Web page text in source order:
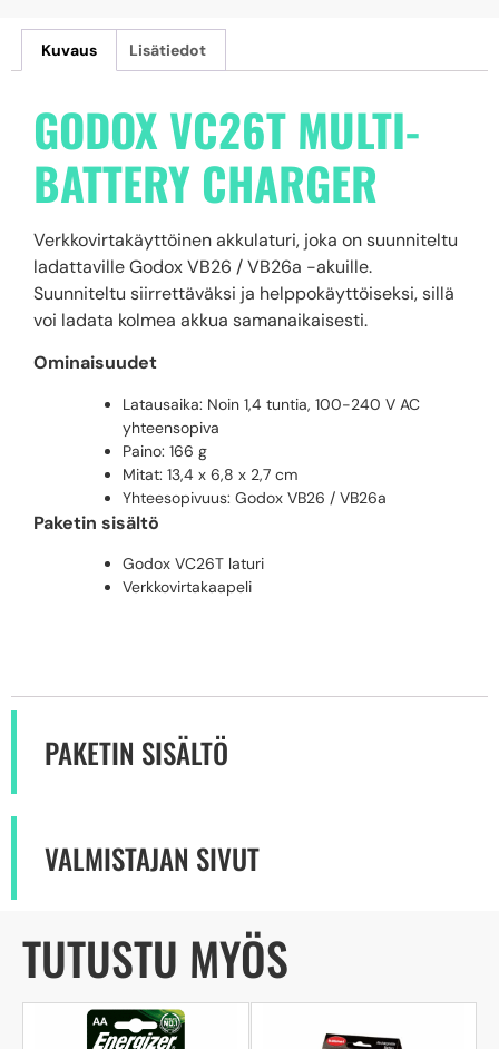
Kuvaus Lisätiedot
GODOX VC26T MULTI-
BATTERY CHARGER
Verkkovirtakäyttöinen akkulaturi, joka on suunniteltu
ladattaville Godox VB26 / VB26a -akuille.
Suunniteltu siirrettäväksi ja helppokäyttöiseksi, sillä
voi ladata kolmea akkua samanaikaisesti.
Ominaisuudet
Latausaika: Noin 1,4 tuntia, 100-240 V AC
yhteensopiva
Paino: 166 g
Mitat: 13,4 x 6,8 x 2,7 cm
Yhteesopivuus: Godox VB26 / VB26a
Paketin sisältö
Godox VC26T laturi
Verkkovirtakaapeli
PAKETIN SISÄLTÖ
VALMISTAJAN SIVUT
TUTUSTU MYÖS